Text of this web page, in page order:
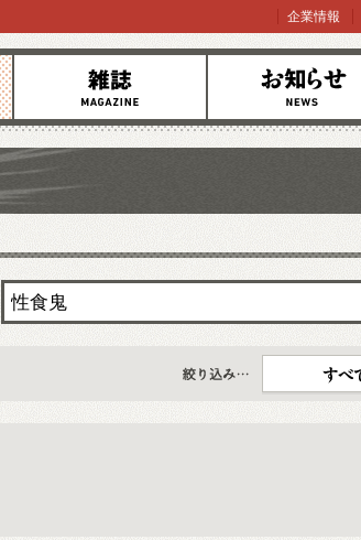
雑誌 お知らせ
企業情報
すべて